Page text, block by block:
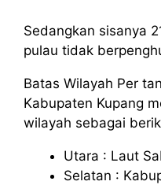
Sedangkan sisanya
pulau tidak
Batas Wilayah Per
Kabupaten Kupang
wilayah sebagai
Utara : Laut
Selatan :